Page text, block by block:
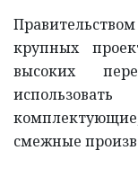
крупных
высоких
смежные